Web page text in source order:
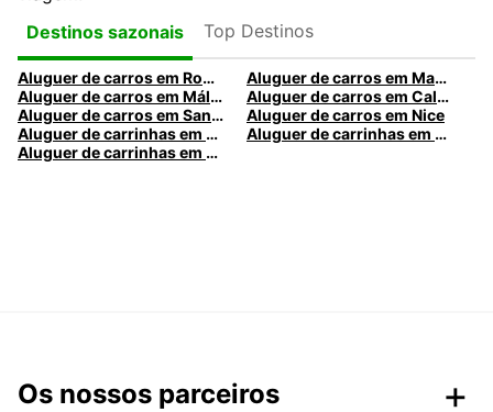
Destinos sazonais
Top Destinos
Aluguer de carros em Roma
Aluguer de carros em Madrid
Aluguer de carros em Málaga
Aluguer de carros em Caldas da Rainha
Aluguer de carros em Santa Maria da Feira
Aluguer de carros em Nice
Aluguer de carrinhas em Nice
Aluguer de carrinhas em Santa Maria da Feira
Aluguer de carrinhas em Caldas da Rainha
Os nossos parceiros